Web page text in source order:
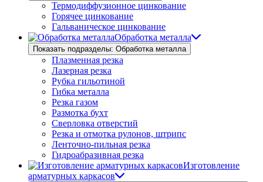
Термодиффузионное цинкование
Горячее цинкование
Гальваническое цинкование
Обработка металла
Показать подразделы: Обработка металла
Плазменная резка
Лазерная резка
Рубка гильотиной
Гибка металла
Резка газом
Размотка бухт
Сверловка отверстий
Резка и отмотка рулонов, штрипс
Ленточно-пильная резка
Гидроабразивная резка
Изготовление
арматурных каркасов